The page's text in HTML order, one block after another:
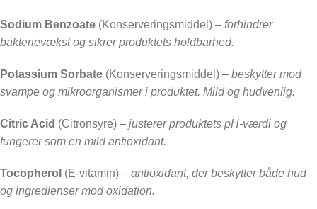
Sodium Benzoate (Konserveringsmiddel) – forhindrer
bakterievækst og sikrer produktets holdbarhed.
Potassium Sorbate (Konserveringsmiddel) – beskytter mod
svampe og mikroorganismer i produktet. Mild og hudvenlig.
Citric Acid (Citronsyre) – justerer produktets pH-værdi og
fungerer som en mild antioxidant.
Tocopherol (E-vitamin) – antioxidant, der beskytter både hud
og ingredienser mod oxidation.